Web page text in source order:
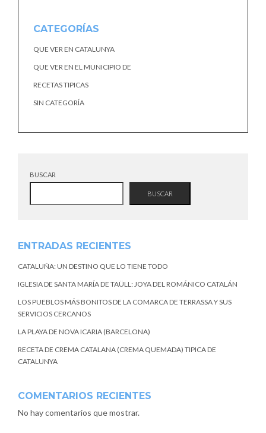
CATEGORÍAS
QUE VER EN CATALUNYA
QUE VER EN EL MUNICIPIO DE
RECETAS TIPICAS
SIN CATEGORÍA
BUSCAR
BUSCAR
ENTRADAS RECIENTES
CATALUÑA: UN DESTINO QUE LO TIENE TODO
IGLESIA DE SANTA MARÍA DE TAÜLL: JOYA DEL ROMÁNICO CATALÁN
LOS PUEBLOS MÁS BONITOS DE LA COMARCA DE TERRASSA Y SUS
SERVICIOS CERCANOS
LA PLAYA DE NOVA ICARIA (BARCELONA)
RECETA DE CREMA CATALANA (CREMA QUEMADA) TIPICA DE
CATALUNYA
COMENTARIOS RECIENTES
No hay comentarios que mostrar.